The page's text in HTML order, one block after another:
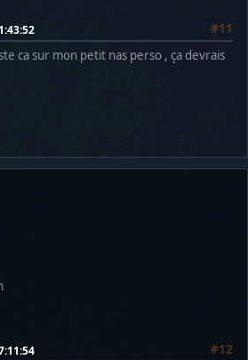
#11
ca sur mon petit nas perso , ça devrais
#12